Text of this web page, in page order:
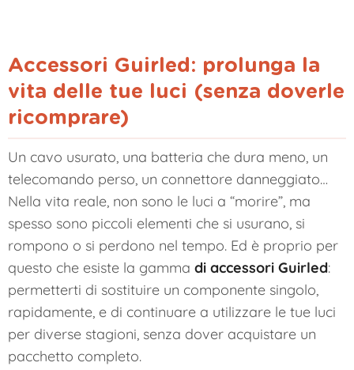
Accessori Guirled: prolunga la
vita delle tue luci (senza doverle
ricomprare)
Un cavo usurato, una batteria che dura meno, un
telecomando perso, un connettore danneggiato…
Nella vita reale, non sono le luci a “morire”, ma
spesso sono piccoli elementi che si usurano, si
rompono o si perdono nel tempo. Ed è proprio per
questo che esiste la gamma di accessori Guirled:
permetterti di sostituire un componente singolo,
rapidamente, e di continuare a utilizzare le tue luci
per diverse stagioni, senza dover acquistare un
pacchetto completo.